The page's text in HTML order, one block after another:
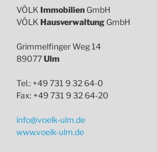
VÖLK Immobilien GmbH
VÖLK Hausverwaltung GmbH
Grimmelfinger Weg 14
89077Ulm
Tel.: +49 731 9 32 64-0
Fax: +49 731 9 32 64-20
info@voelk-ulm.de
www.voelk-ulm.de